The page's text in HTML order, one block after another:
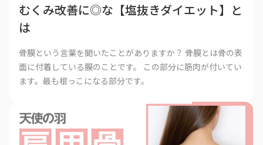
むくみ改善に◎な【塩抜きダイエット】と
は
骨膜という言葉を聞いたことがありますか？ 骨膜とは骨の表
面に付着している膜のことです。 この部分に筋肉が付いてい
ます。最も根っこになる部分です。